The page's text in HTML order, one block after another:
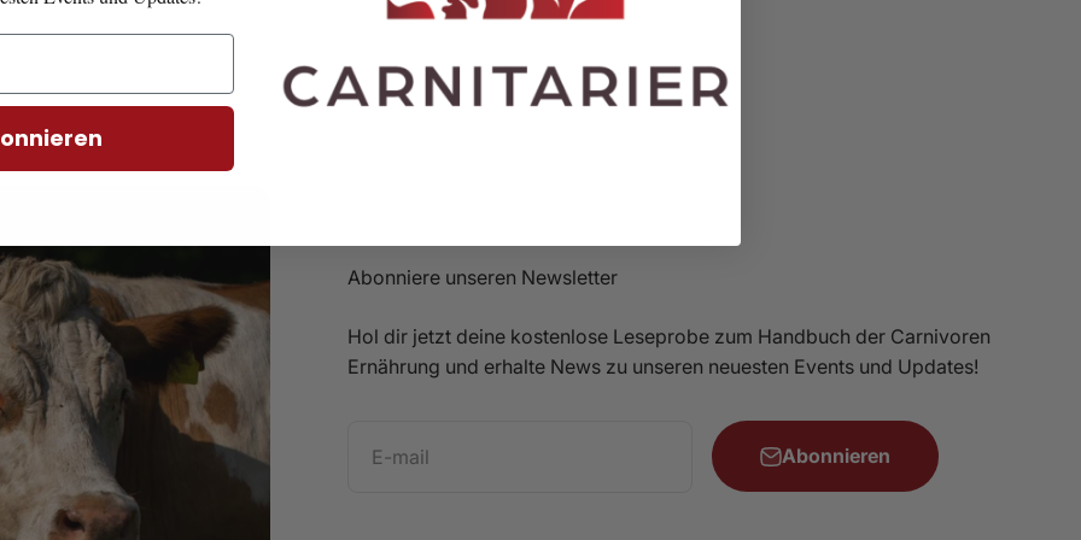
Abonniere unseren Newsletter
Hol dir jetzt deine kostenlose Leseprobe zum Handbuch der Carnivoren
Ernährung und erhalte News zu unseren neuesten Events und Updates!
E-mail Abonnieren